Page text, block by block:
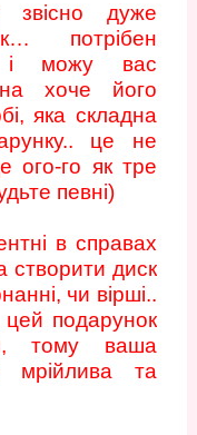
дуже
потрібен
і можу вас
хоче його
яка складна
це не
ого-го як тре
певні)
в справах
створити диск
чи вірші..
подарунок
тому ваша
мрійлива та